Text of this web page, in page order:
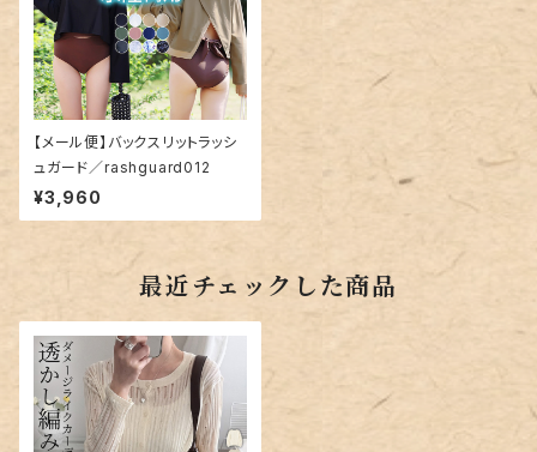
【メール便】バックスリットラッシ
ュガード／rashguard012
¥3,960
最近チェックした商品